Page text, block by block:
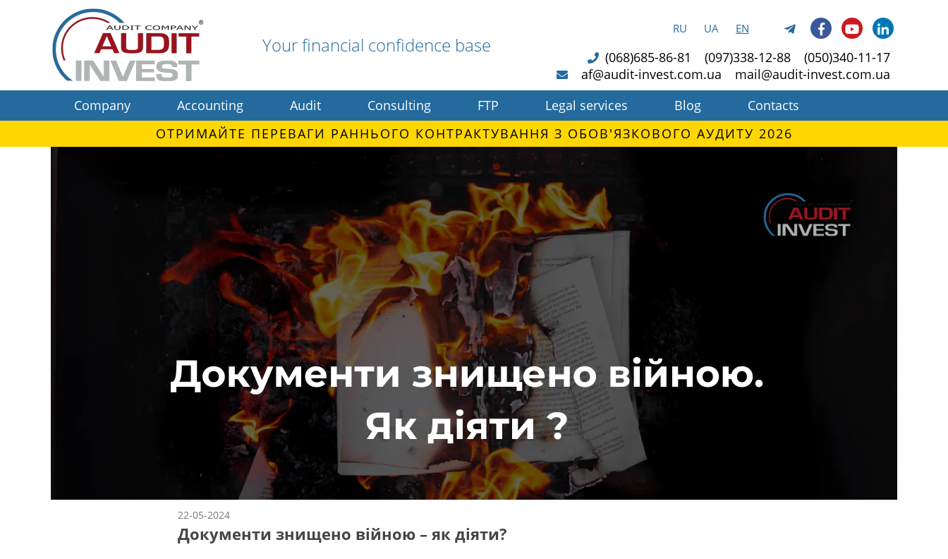
Your financial confidence base
RU UA EN
(068)685-86-81 (097)338-12-88
(050)340-11-17
af@audit-invest.com.ua
mail@audit-invest.com.ua
Company
Accounting Audit Consulting FTP Legal services Blog
Contacts
ОТРИМАЙТЕ ПЕРЕВАГИ РАННЬОГО КОНТРАКТУВАННЯ З ОБОВ'ЯЗКОВОГО АУДИТУ 2026
22-05-2024
Документи знищено війною – як діяти?